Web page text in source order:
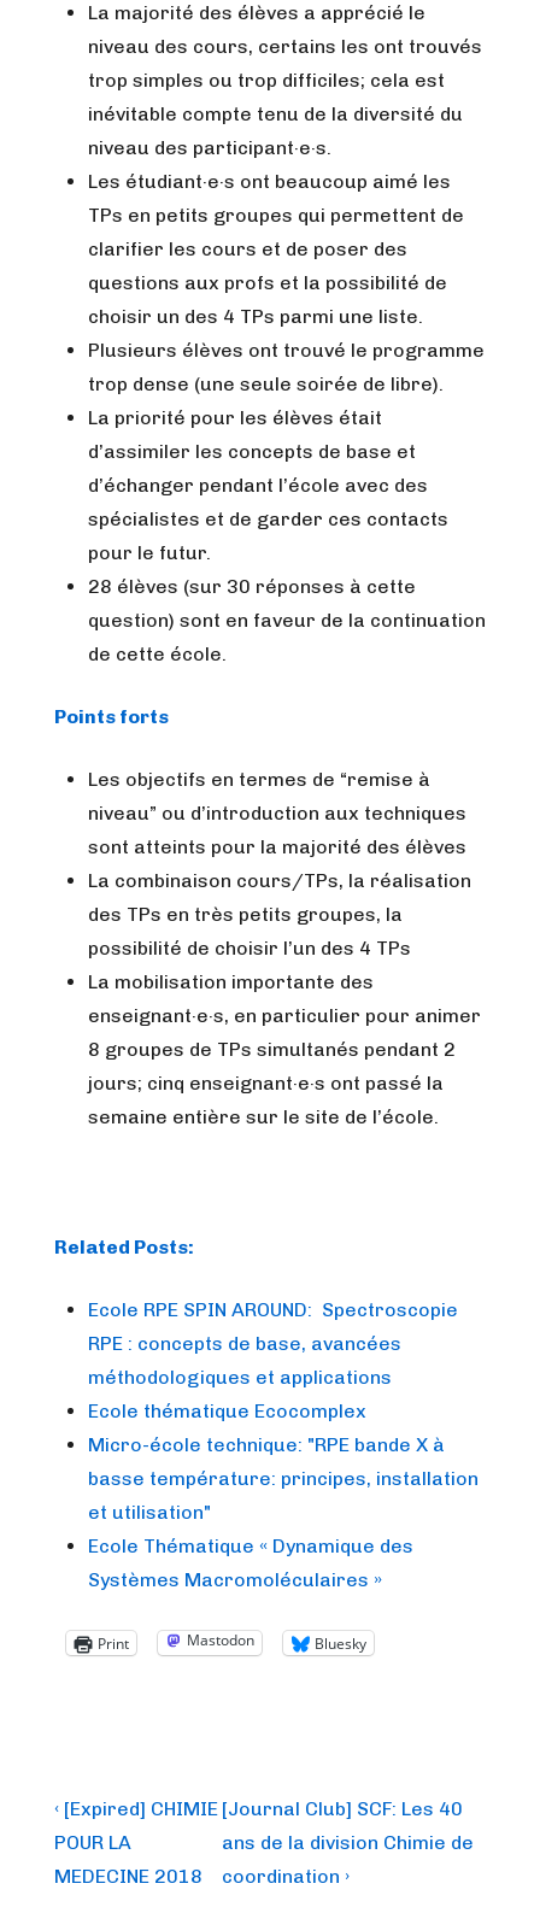
La majorité des élèves a apprécié le
niveau des cours, certains les ont trouvés
trop simples ou trop difficiles; cela est
inévitable compte tenu de la diversité du
niveau des participant·e·s.
Les étudiant·e·s ont beaucoup aimé les
TPs en petits groupes qui permettent de
clarifier les cours et de poser des
questions aux profs et la possibilité de
choisir un des 4 TPs parmi une liste.
Plusieurs élèves ont trouvé le programme
trop dense (une seule soirée de libre).
La priorité pour les élèves était
d’assimiler les concepts de base et
d’échanger pendant l’école avec des
spécialistes et de garder ces contacts
pour le futur.
28 élèves (sur 30 réponses à cette
question) sont en faveur de la continuation
de cette école.
Points forts
Les objectifs en termes de “remise à
niveau” ou d’introduction aux techniques
sont atteints pour la majorité des élèves
La combinaison cours/TPs, la réalisation
des TPs en très petits groupes, la
possibilité de choisir l’un des 4 TPs
La mobilisation importante des
enseignant·e·s, en particulier pour animer
8 groupes de TPs simultanés pendant 2
jours; cinq enseignant·e·s ont passé la
semaine entière sur le site de l’école.
Related Posts:
Ecole RPE SPIN AROUND: Spectroscopie
RPE : concepts de base, avancées
méthodologiques et applications
Ecole thématique Ecocomplex
Micro-école technique: "RPE bande X à
basse température: principes, installation
et utilisation"
Ecole Thématique « Dynamique des
Systèmes Macromoléculaires »
Print Mastodon Bluesky
Post
navigation
Previous
Post
is
‹ [Expired] CHIMIE
POUR LA
MEDECINE 2018
Next
Post
is
[Journal Club] SCF: Les 40
ans de la division Chimie de
coordination ›